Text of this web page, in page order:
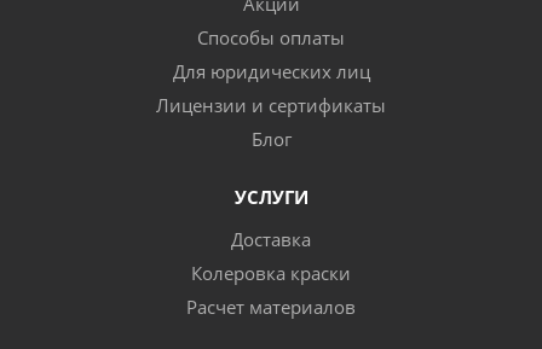
Способы оплаты
Для юридических лиц
Лицензии и сертификаты
Блог
УСЛУГИ
Доставка
Колеровка краски
Расчет материалов